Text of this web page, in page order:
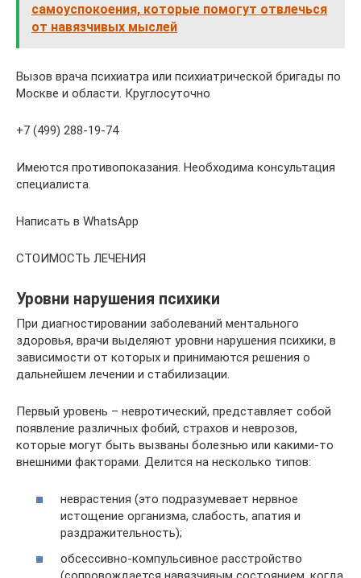
самоуспокоения, которые помогут отвлечься
от навязчивых мыслей
Вызов врача психиатра или психиатрической бригады по
Москве и области. Круглосуточно
+7 (499) 288-19-74
Имеются противопоказания. Необходима консультация
специалиста.
Написать в WhatsApp
СТОИМОСТЬ ЛЕЧЕНИЯ
Уровни нарушения психики
При диагностировании заболеваний ментального
здоровья, врачи выделяют уровни нарушения психики, в
зависимости от которых и принимаются решения о
дальнейшем лечении и стабилизации.
Первый уровень – невротический, представляет собой
появление различных фобий, страхов и неврозов,
которые могут быть вызваны болезнью или какими-то
внешними факторами. Делится на несколько типов:
неврастения (это подразумевает нервное
истощение организма, слабость, апатия и
раздражительность);
обсессивно-компульсивное расстройство